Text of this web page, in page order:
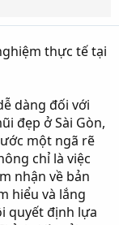
thực tế tại
dàng đối với
đẹp ở Sài Gòn,
một ngã rẽ
chỉ là việc
nhận về bản
hiểu và lắng
quyết định lựa